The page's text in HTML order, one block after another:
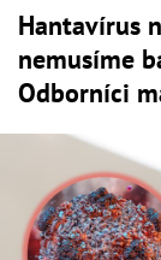
Hantavírus
nemusíme
Odborníci